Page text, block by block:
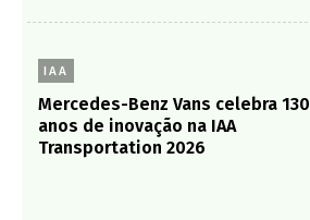
IAA
Mercedes-Benz Vans celebra 130
anos de inovação na IAA
Transportation 2026